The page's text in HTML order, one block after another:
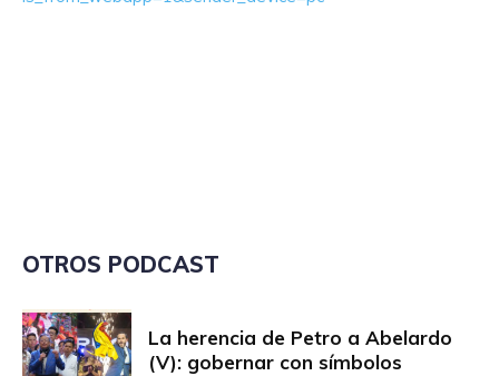
OTROS PODCAST
La herencia de Petro a Abelardo
(V): gobernar con símbolos